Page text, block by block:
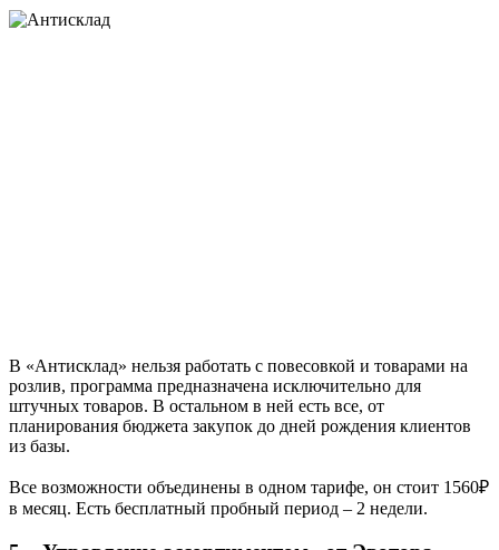
В «Антисклад» нельзя работать с повесовкой и товарами на
розлив, программа предназначена исключительно для
штучных товаров. В остальном в ней есть все, от
планирования бюджета закупок до дней рождения клиентов
из базы.
Все возможности объединены в одном тарифе, он стоит 1560₽
в месяц. Есть бесплатный пробный период – 2 недели.